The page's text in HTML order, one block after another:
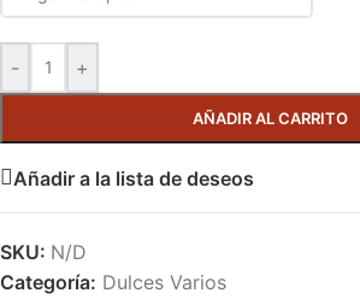
- +
AÑADIR AL CARRITO
Añadir a la lista de deseos
SKU: N/D
Categoría: Dulces Varios